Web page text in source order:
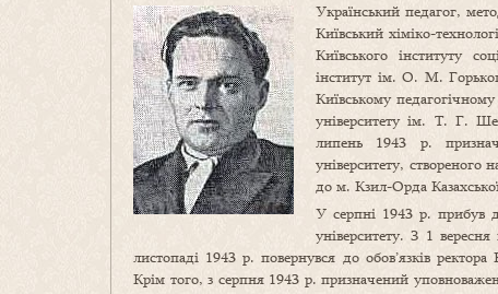
Український педагог,
Київський хіміко-
Київського інституту
інститут ім. О. М.
Київському
університету ім. Т. Г.
липень 1943 р.
університету, створеного
до м. Кзил-Орда
У серпні 1943 р. прибув
університету. З 1
листопаді 1943 р. повернувся до обов’язків
Крім того, з серпня 1943 р. призначений